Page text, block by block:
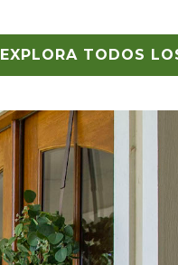
EXPLORA TODOS